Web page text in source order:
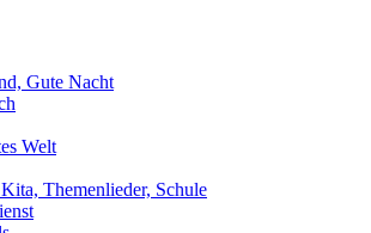
Gute Nacht
Welt
Themenlieder, Schule